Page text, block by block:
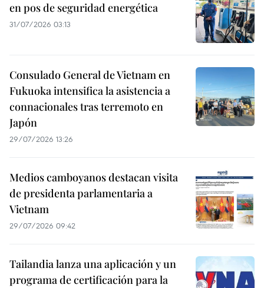
en pos de seguridad energética
31/07/2026 03:13
Consulado General de Vietnam en
Fukuoka intensifica la asistencia a
connacionales tras terremoto en
Japón
29/07/2026 13:26
Medios camboyanos destacan visita
de presidenta parlamentaria a
Vietnam
29/07/2026 09:42
Tailandia lanza una aplicación y un
programa de certificación para la